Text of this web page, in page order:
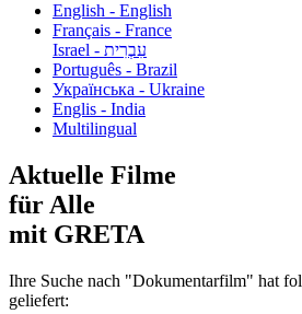
English - English
Français - France
עִבְרִית - Israel
Português - Brazil
Українська - Ukraine
Englis - India
Multilingual
Aktuelle Filme
für Alle
mit GRETA
Ihre Suche nach "Dokumentarfilm" hat
geliefert: